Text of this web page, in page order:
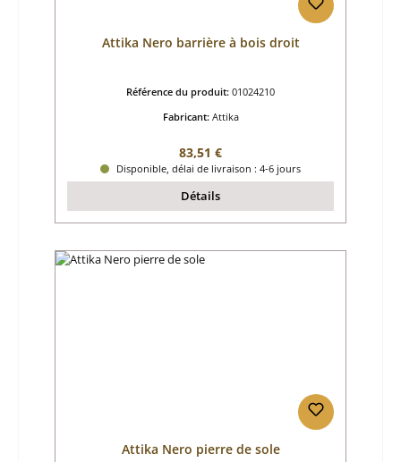
Attika Nero barrière à bois droit
Référence du produit: 01024210
Fabricant: Attika
Prix régulier :
83,51 €
Disponible, délai de livraison : 4-6 jours
Détails
Attika Nero pierre de sole